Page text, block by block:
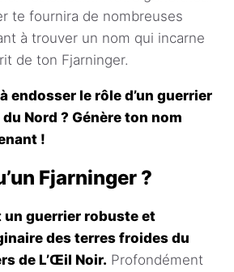
te fournira de nombreuses
à trouver un nom qui incarne
de ton Fjarninger.
endosser le rôle d’un guerrier
Nord ? Génère ton nom
!
Fjarninger ?
un guerrier robuste et
des terres froides du
de L’Œil Noir. Profondément